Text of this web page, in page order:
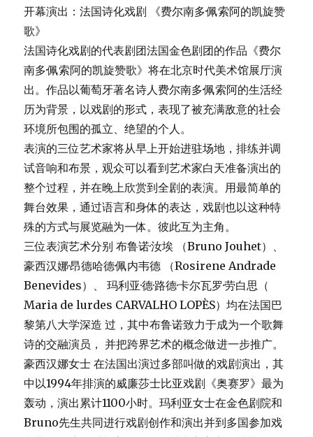
开幕演出：法国诗化戏剧 《费尔南多·佩索阿的凯旋赞
歌》
法国诗化戏剧的代表剧团法国金色剧团的作品《费尔
南多·佩索阿的凯旋赞歌》将在北京时代美术馆展厅演
出。作品以葡萄牙著名诗人费尔南多·佩索阿的生活经
历为背景，以戏剧的形式，表现了被充满敌意的社会
环境所包围的孤立、绝望的个人。
表演的三位艺术家将从早上开始进驻场地，排练并调
试音响和布景，观众可以看到艺术家白天准备演出的
整个过程，并在晚上欣赏到全剧的表演。用最简单的
舞台效果，通过语言和身体的表达，戏剧也以这种特
殊的方式与展览融为一体。彼此互为主角。
三位表演艺术分别 布鲁诺·汝埃 （Bruno Jouhet）、
豪西汉娜·昂德哈德·佩内韦德 （Rosirene Andrade
Benevides）、 玛利亚·德·路德·卡尔瓦罗·劳白思（
Maria de lurdes CARVALHO LOPÈS）均在法国巴
黎第八大学深造 过，其中布鲁诺致力于成为一个歌舞
诗的交融演员， 并把跨界艺术的概念做进一步推广。
豪西汉娜女士 在法国出演过多部叫做的戏剧演出，其
中以1994年排演的威廉莎士比亚戏剧《奥赛罗》最为
轰动，演出累计1100小时。玛利亚女士在金色剧院和
Bruno先生共同进行戏剧创作和演出并到多国参加戏